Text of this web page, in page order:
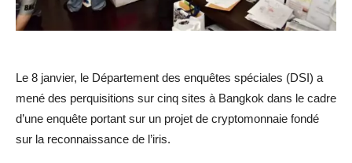
Le 8 janvier, le Département des enquêtes spéciales (DSI) a
mené des perquisitions sur cinq sites à Bangkok dans le cadre
d’une enquête portant sur un projet de cryptomonnaie fondé
sur la reconnaissance de l’iris.